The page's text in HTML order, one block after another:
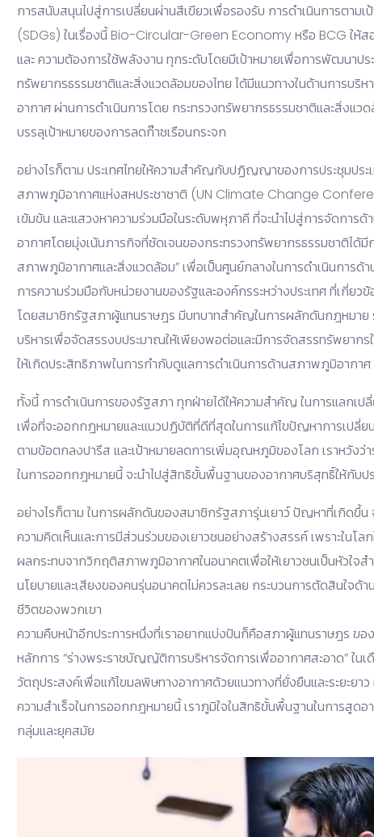
การสนับสนุนไปสู่การเปลี่ยนผ่านสีเขียวเพื่อรองรับ การดำเนินการตาม
(SDGs) ในเรื่องนี้ Bio-Circular-Green Economy หรือ BCG ให้
และ ความต้องการใช้พลังงาน ทุกระดับโดยมีเป้าหมายเพื่อการพัฒนาปร
ทรัพยากรธรรมชาติและสิ่งแวดล้อมของไทย ได้มีแนวทางในด้านการบ
อากาศ ผ่านการดำเนินการโดย กระทรวงทรัพยากรธรรมชาติและสิ่งแว
บรรลุเป้าหมายของการลดก๊าซเรือนกระจก
อย่างไรก็ตาม ประเทศไทยให้ความสำคัญกับปฏิญญาของการประชุมประ
สภาพภูมิอากาศแห่งสหประชาชาติ (UN Climate Change
เข้มข้น และแสวงหาความร่วมมือในระดับพหุภาคี ที่จะนำไปสู่การจัดการ
อากาศโดยมุ่งเน้นภารกิจที่ชัดเจนของกระทรวงทรัพยากรธรรมชาติได้มี
สภาพภูมิอากาศและสิ่งแวดล้อม” เพื่อเป็นศูนย์กลางในการดำเนินการ
การความร่วมมือกับหน่วยงานของรัฐและองค์กรระหว่างประเทศ ที่เกี่ยว
โดยสมาชิกรัฐสภาผู้แทนราษฎร มีบทบาทสำคัญในการผลักดันกฎหมาย
บริหารเพื่อจัดสรรงบประมาณให้เพียงพอต่อและมีการจัดสรรทรัพยาก
ให้เกิดประสิทธิภาพในการกำกับดูแลการดำเนินการด้านสภาพภูมิอากาศ
ทั้งนี้ การดำเนินการของรัฐสภา ทุกฝ่ายได้ให้ความสำคัญ ในการแลกเป
เพื่อที่จะออกกฎหมายและแนวปฏิบัติที่ดีที่สุดในการแก้ไขปัญหาการเปลี่ย
ตามข้อตกลงปารีส และเป้าหมายลดการเพิ่มอุณหภูมิของโลก เราหวังว่า
ในการออกกฎหมายนี้ จะนำไปสู่สิทธิขั้นพื้นฐานของอากาศบริสุทธิ์ให้กับ
อย่างไรก็ตาม ในการผลักดันของสมาชิกรัฐสภารุ่นเยาว์ ปัญหาที่เกิดขึ้น
ความคิดเห็นและการมีส่วนร่วมของเยาวชนอย่างสร้างสรรค์ เพราะในโลก
ผลกระทบจากวิกฤติสภาพภูมิอากาศในอนาคตเพื่อให้เยาวชนเป็นหัวใ
นโยบายและเสียงของคนรุ่นอนาคตไม่ควรละเลย กระบวนการตัดสินใจ
ชีวิตของพวกเขา
ความคืบหน้าอีกประการหนึ่งที่เราอยากแบ่งปันก็คือสภาผู้แทนราษฎร ขอ
หลักการ “ร่างพระราชบัญญัติการบริหารจัดการเพื่ออากาศสะอาด” ใน
วัตถุประสงค์เพื่อแก้ไขมลพิษทางอากาศด้วยแนวทางที่ยั่งยืนและระยะยาว
ความสำเร็จในการออกกฎหมายนี้ เราภูมิใจในสิทธิขั้นพื้นฐานในการสูดอ
กลุ่มและยุคสมัย